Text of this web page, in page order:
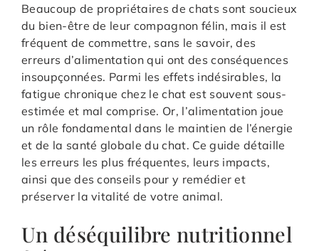
Beaucoup de propriétaires de chats sont soucieux
du bien-être de leur compagnon félin, mais il est
fréquent de commettre, sans le savoir, des
erreurs d’alimentation qui ont des conséquences
insoupçonnées. Parmi les effets indésirables, la
fatigue chronique chez le chat est souvent sous-
estimée et mal comprise. Or, l’alimentation joue
un rôle fondamental dans le maintien de l’énergie
et de la santé globale du chat. Ce guide détaille
les erreurs les plus fréquentes, leurs impacts,
ainsi que des conseils pour y remédier et
préserver la vitalité de votre animal.
Un déséquilibre nutritionnel